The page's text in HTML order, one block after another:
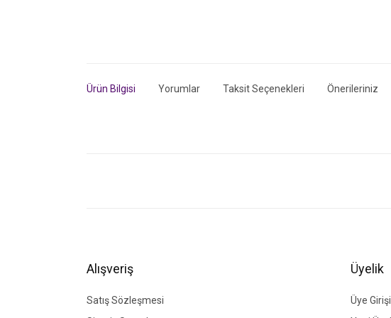
Ürün Bilgisi Yorumlar Taksit Seçenekleri Önerileriniz
Ürün fiyatı diğer sitelerden daha pahalı.
Bu ürüne benzer farklı alternatifler olmalı.
Alışveriş
Satış Sözleşmesi
Üyelik
Üye Girişi